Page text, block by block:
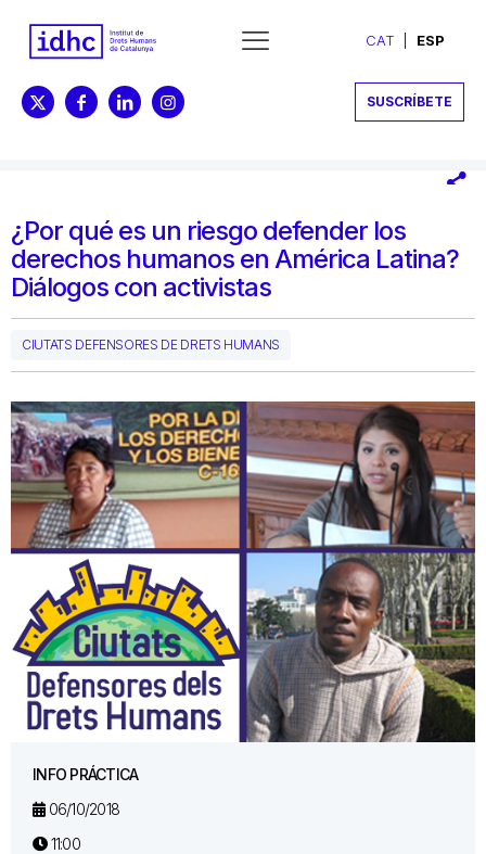
CAT ESP
SUSCRÍBETE
¿Por qué es un riesgo defender los
derechos humanos en América Latina?
Diálogos con activistas
CIUTATS DEFENSORES DE DRETS HUMANS
INFO PRÁCTICA
06/10/2018
11:00